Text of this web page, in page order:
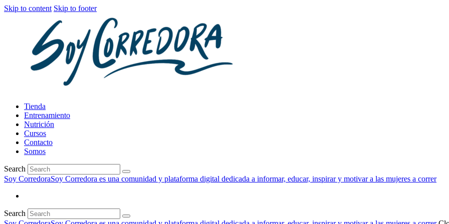
Skip to content Skip to footer
Tienda
Entrenamiento
Nutrición
Cursos
Contacto
Somos
Search
Soy CorredoraSoy Corredora es una comunidad y plataforma digital dedicada a informar, educar, inspirar y motivar a las mujeres a correr
Search